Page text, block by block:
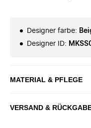
Designer farbe:
Designer ID:
MATERIAL & PFLEGE
VERSAND &